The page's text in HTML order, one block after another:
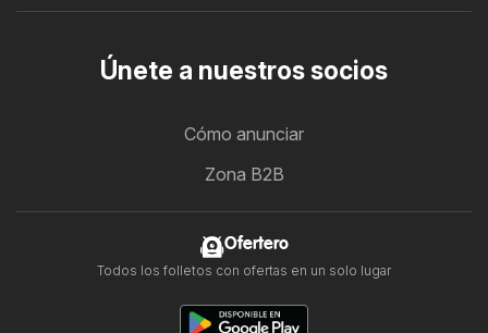
Únete a nuestros socios
Cómo anunciar
Zona B2B
Ofertero
Todos los folletos con ofertas en un solo lugar